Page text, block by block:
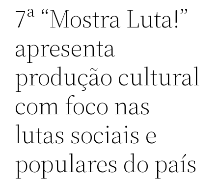
7ª “Mostra Luta!”
apresenta
produção cultural
com foco nas
lutas sociais e
populares do país